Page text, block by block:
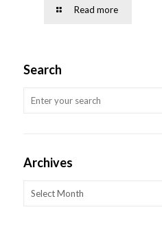
Read more
Search
Archives